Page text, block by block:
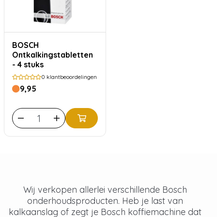
BOSCH
Ontkalkingstabletten
- 4 stuks
0 klantbeoordelingen
9,95
Wij verkopen allerlei verschillende Bosch
onderhoudsproducten. Heb je last van
kalkaanslag of zegt je Bosch koffiemachine dat